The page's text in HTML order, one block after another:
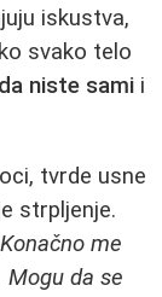
iskustva,
svako telo
niste sami i
tvrde usne
strpljenje.
me
Mogu da se